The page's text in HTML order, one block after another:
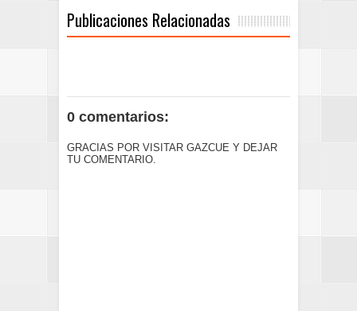
Publicaciones Relacionadas
0 comentarios:
GRACIAS POR VISITAR GAZCUE Y DEJAR
TU COMENTARIO.